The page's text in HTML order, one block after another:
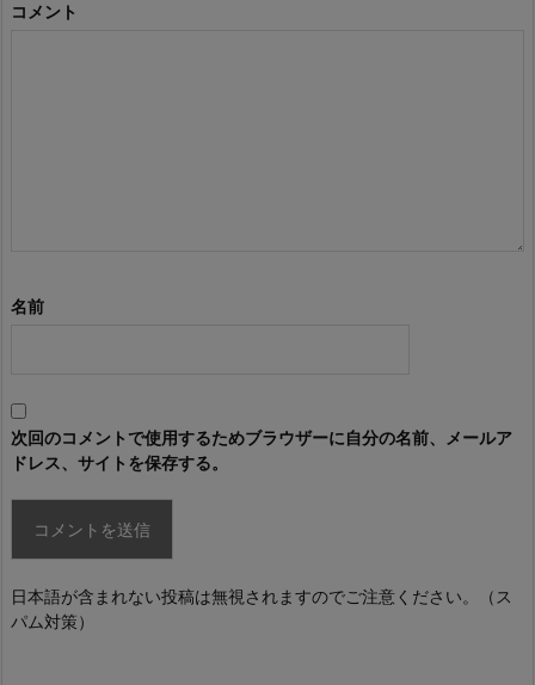
コメント
名前
次回のコメントで使用するためブラウザーに自分の名前、メールア
ドレス、サイトを保存する。
日本語が含まれない投稿は無視されますのでご注意ください。（ス
パム対策）